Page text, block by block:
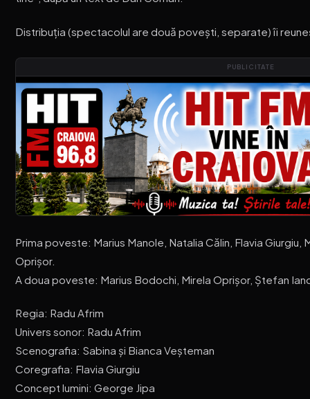
Distribuția (spectacolul are două povești, separate) îi
PUBLICITATE
Prima poveste: Marius Manole, Natalia Călin, Flavia
Oprișor.
A doua poveste: Marius Bodochi, Mirela Oprișor, Ștefan
Regia: Radu Afrim
Univers sonor: Radu Afrim
Scenografia: Sabina și Bianca Veșteman
Coregrafia: Flavia Giurgiu
Concept lumini: George Jipa